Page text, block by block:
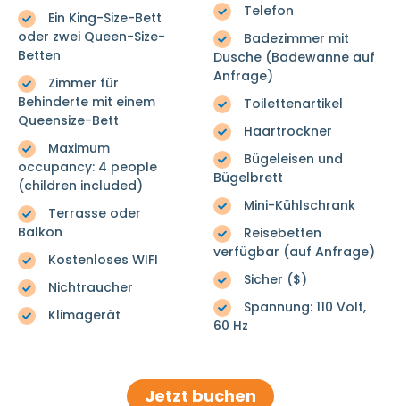
Ein King-Size-Bett
oder zwei Queen-Size-
Betten
Zimmer für
Behinderte mit einem
Queensize-Bett
Maximum
occupancy: 4 people
(children included)
Terrasse oder
Balkon
Kostenloses WIFI
Nichtraucher
Klimagerät
Telefon
Badezimmer mit
Dusche (Badewanne auf
Anfrage)
Toilettenartikel
Haartrockner
Bügeleisen und
Bügelbrett
Mini-Kühlschrank
Reisebetten
verfügbar (auf Anfrage)
Sicher ($)
Spannung: 110 Volt,
60 Hz
Jetzt buchen